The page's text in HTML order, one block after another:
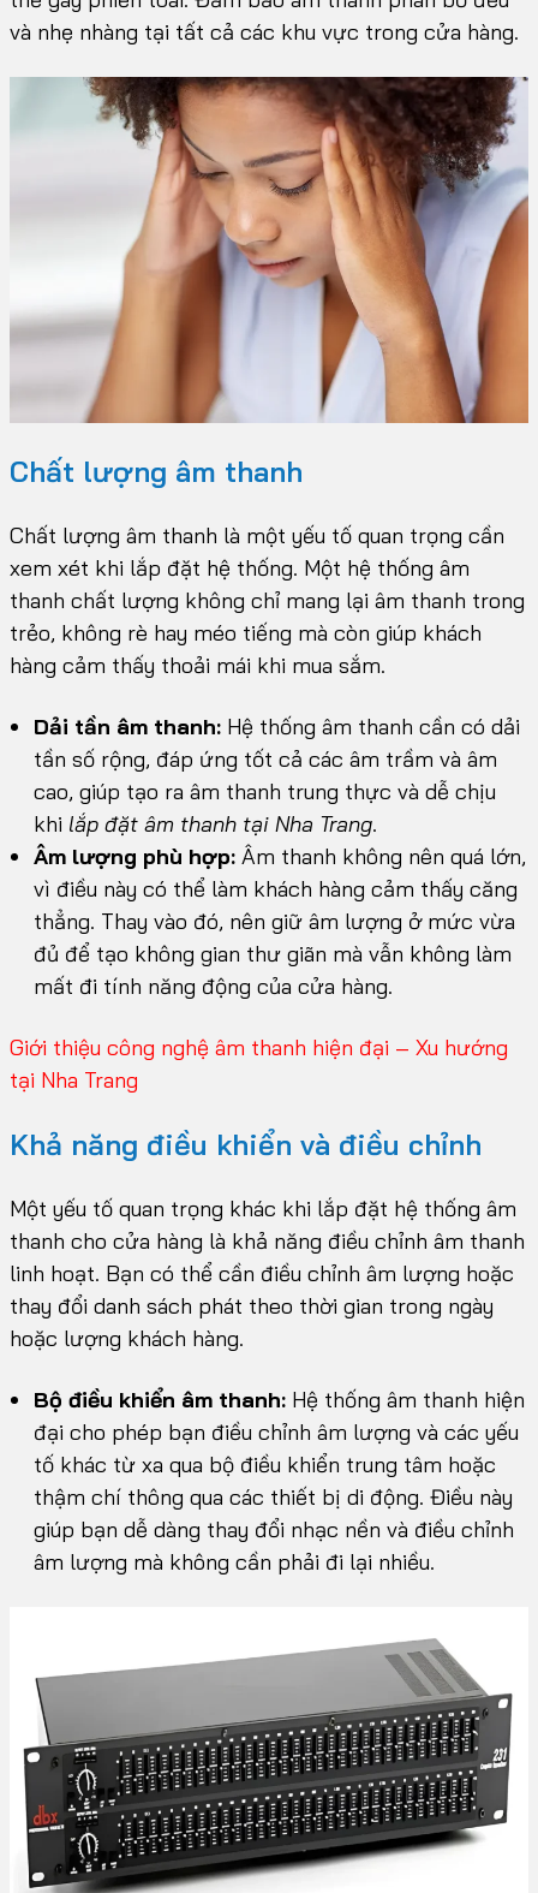
và nhẹ nhàng tại tất cả các khu vực trong cửa hàng.
Chất lượng âm thanh
Chất lượng âm thanh là một yếu tố quan trọng cần
xem xét khi lắp đặt hệ thống. Một hệ thống âm
thanh chất lượng không chỉ mang lại âm thanh trong
trẻo, không rè hay méo tiếng mà còn giúp khách
hàng cảm thấy thoải mái khi mua sắm.
Dải tần âm thanh: Hệ thống âm thanh cần có dải
tần số rộng, đáp ứng tốt cả các âm trầm và âm
cao, giúp tạo ra âm thanh trung thực và dễ chịu
khi lắp đặt âm thanh tại Nha Trang.
Âm lượng phù hợp: Âm thanh không nên quá lớn,
vì điều này có thể làm khách hàng cảm thấy căng
thẳng. Thay vào đó, nên giữ âm lượng ở mức vừa
đủ để tạo không gian thư giãn mà vẫn không làm
mất đi tính năng động của cửa hàng.
Giới thiệu công nghệ âm thanh hiện đại – Xu hướng
tại Nha Trang
Khả năng điều khiển và điều chỉnh
Một yếu tố quan trọng khác khi lắp đặt hệ thống âm
thanh cho cửa hàng là khả năng điều chỉnh âm thanh
linh hoạt. Bạn có thể cần điều chỉnh âm lượng hoặc
thay đổi danh sách phát theo thời gian trong ngày
hoặc lượng khách hàng.
Bộ điều khiển âm thanh: Hệ thống âm thanh hiện
đại cho phép bạn điều chỉnh âm lượng và các yếu
tố khác từ xa qua bộ điều khiển trung tâm hoặc
thậm chí thông qua các thiết bị di động. Điều này
giúp bạn dễ dàng thay đổi nhạc nền và điều chỉnh
âm lượng mà không cần phải đi lại nhiều.